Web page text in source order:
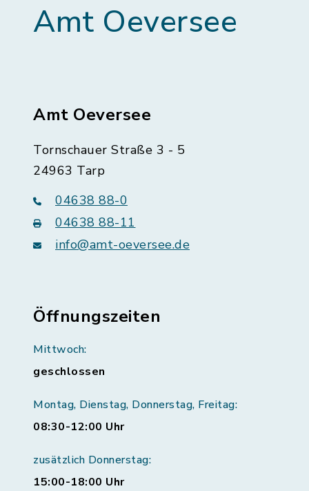
Amt Oeversee
Amt Oeversee
Tornschauer Straße 3 - 5
24963 Tarp
04638 88-0
04638 88-11
info@amt-oeversee.de
Öffnungszeiten
Mittwoch:
geschlossen
Montag, Dienstag, Donnerstag, Freitag:
08:30-12:00 Uhr
zusätzlich Donnerstag:
15:00-18:00 Uhr